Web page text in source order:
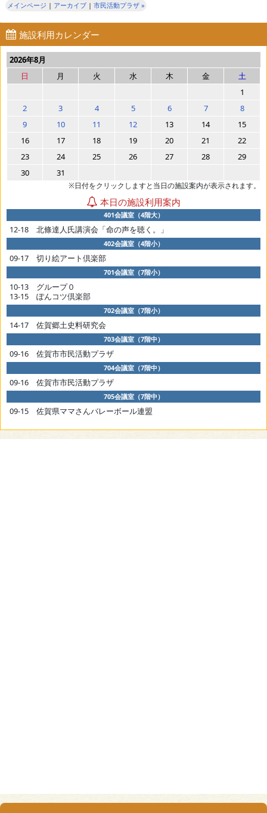
メインページ | アーカイブ| 市民活動プラザ »
施設利用カレンダー
2026年8月
日
月 火 水 木 金
土
1
2
3 4 5 6 7
8
9
10 11 12 13 14
15
16
17 18 19 20 21
22
23
24 25 26 27 28
29
30
31
※日付をクリックしますと当日の施設案内が表示されます。
本日の施設利用案内
401会議室（4階大）
12-18 北條達人氏講演会「命の声を聴く。」
402会議室（4階小）
09-17 切り絵アート倶楽部
701会議室（7階小）
10-13 グループ０
13-15 ぽんコツ倶楽部
702会議室（7階小）
14-17 佐賀郷土史料研究会
703会議室（7階中）
09-16 佐賀市市民活動プラザ
704会議室（7階中）
09-16 佐賀市市民活動プラザ
705会議室（7階中）
09-15 佐賀県ママさんバレーボール連盟